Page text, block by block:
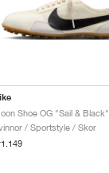
Shoe OG "Sail & Black"
/ Sportstyle / Skor